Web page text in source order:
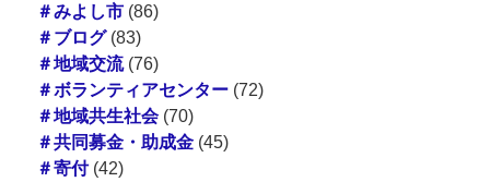
＃みよし市(86)
＃ブログ(83)
＃地域交流(76)
＃ボランティアセンター(72)
＃地域共生社会(70)
＃共同募金・助成金(45)
＃寄付(42)